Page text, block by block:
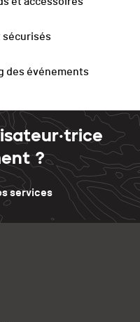
sécurisés
des événements
?
services